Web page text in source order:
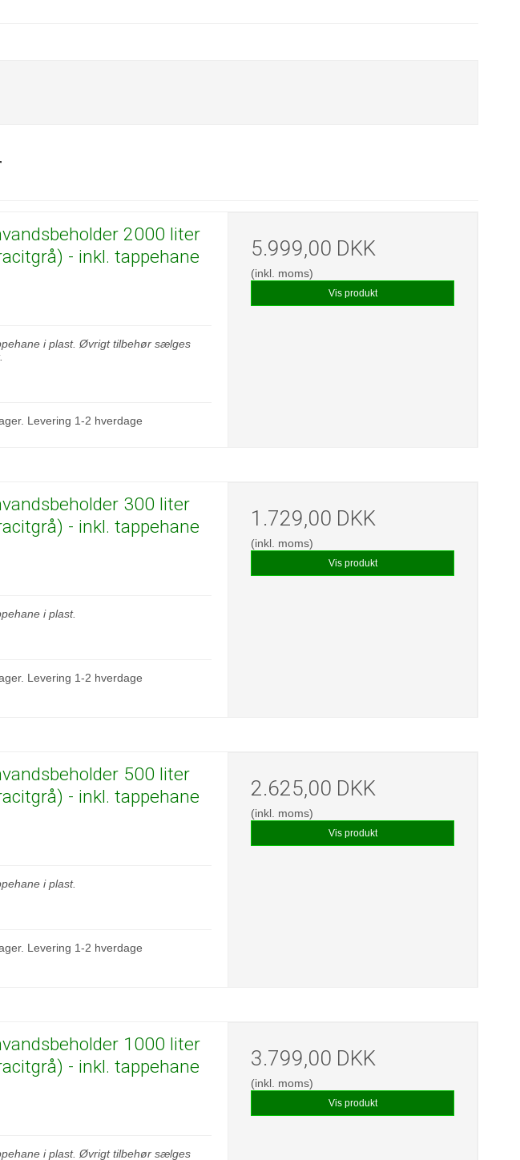
2000 liter
- inkl. tappehane
i plast. Øvrigt tilbehør sælges
Levering 1-2 hverdage
5.999,00 DKK
(inkl. moms)
Vis produkt
300 liter
- inkl. tappehane
i plast.
Levering 1-2 hverdage
1.729,00 DKK
(inkl. moms)
Vis produkt
500 liter
- inkl. tappehane
i plast.
Levering 1-2 hverdage
2.625,00 DKK
(inkl. moms)
Vis produkt
1000 liter
- inkl. tappehane
i plast. Øvrigt tilbehør sælges
3.799,00 DKK
(inkl. moms)
Vis produkt